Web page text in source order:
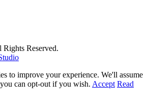
Reserved.
to improve your experience. We'll assume
can opt-out if you wish. Accept Read